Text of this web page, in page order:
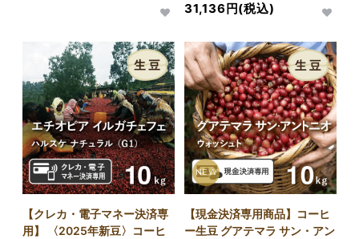
31,136円(税込)
【クレカ・電子マネー決済専
用】 〈2025年新豆〉コーヒ
NEW
【現金決済専用商品】コーヒ
ー生豆 グアテマラ サン・アン